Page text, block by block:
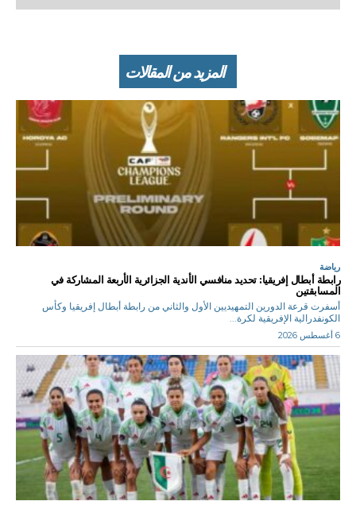
المزيد من المقالات
رياضة
رابطة أبطال إفريقيا: تحديد منافسي الأندية الجزائرية الأربعة المشاركة في
المسابقتين
أسفرت قرعة الدورين التمهيديين الأول والثاني من رابطة أبطال إفريقيا وكأس
الكونفدرالية الإفريقية لكرة...
6 أغسطس 2026